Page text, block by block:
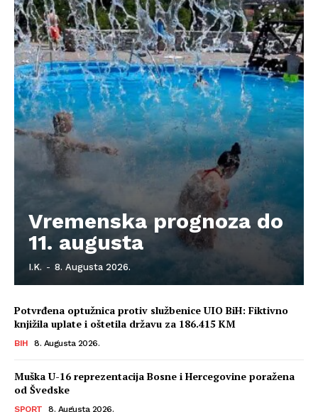
Vremenska prognoza do
11. augusta
I.K. - 8. Augusta 2026.
Potvrđena optužnica protiv službenice UIO BiH: Fiktivno
knjižila uplate i oštetila državu za 186.415 KM
BIH 8. Augusta 2026.
Muška U-16 reprezentacija Bosne i Hercegovine poražena
od Švedske
SPORT 8. Augusta 2026.